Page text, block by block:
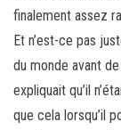
finalement assez
Et n’est-ce pas
du monde avant
expliquait qu’il
que cela lorsqu’il